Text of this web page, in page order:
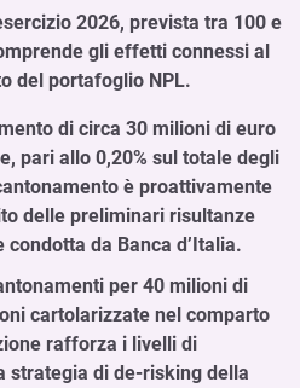
2026, prevista tra 100 e
gli effetti connessi al
del portafoglio NPL.
di circa 30 milioni di euro
pari allo 0,20% sul totale degli
è proattivamente
delle preliminari risultanze
condotta da Banca d’Italia.
per 40 milioni di
cartolarizzate nel comparto
rafforza i livelli di
strategia di de-risking della